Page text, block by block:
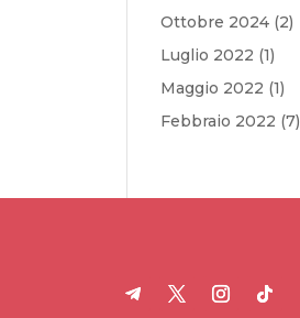
Ottobre 2024(2)
Luglio 2022 (1)
Maggio 2022 (1)
Febbraio 2022 (7)